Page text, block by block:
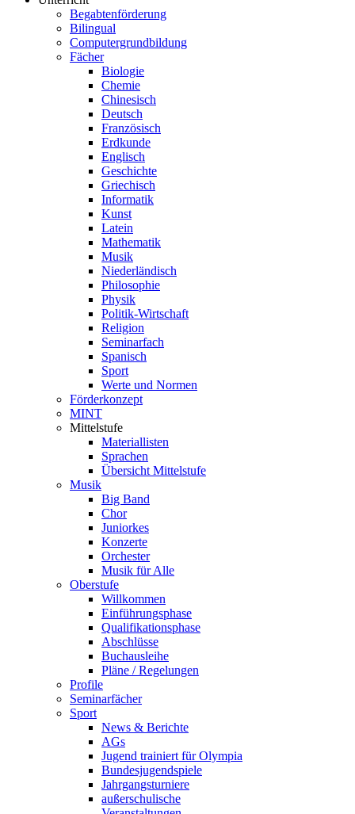
Begabtenförderung
Bilingual
Computergrundbildung
Fächer
Biologie
Chemie
Chinesisch
Deutsch
Französisch
Erdkunde
Englisch
Geschichte
Griechisch
Informatik
Kunst
Latein
Mathematik
Musik
Niederländisch
Philosophie
Physik
Politik-Wirtschaft
Religion
Seminarfach
Spanisch
Sport
Werte und Normen
Förderkonzept
MINT
Mittelstufe
Materiallisten
Sprachen
Übersicht Mittelstufe
Musik
Big Band
Chor
Juniorkes
Konzerte
Orchester
Musik für Alle
Oberstufe
Willkommen
Einführungsphase
Qualifikationsphase
Abschlüsse
Buchausleihe
Pläne / Regelungen
Profile
Seminarfächer
Sport
News & Berichte
AGs
Jugend trainiert für Olympia
Bundesjugendspiele
Jahrgangsturniere
außerschulische